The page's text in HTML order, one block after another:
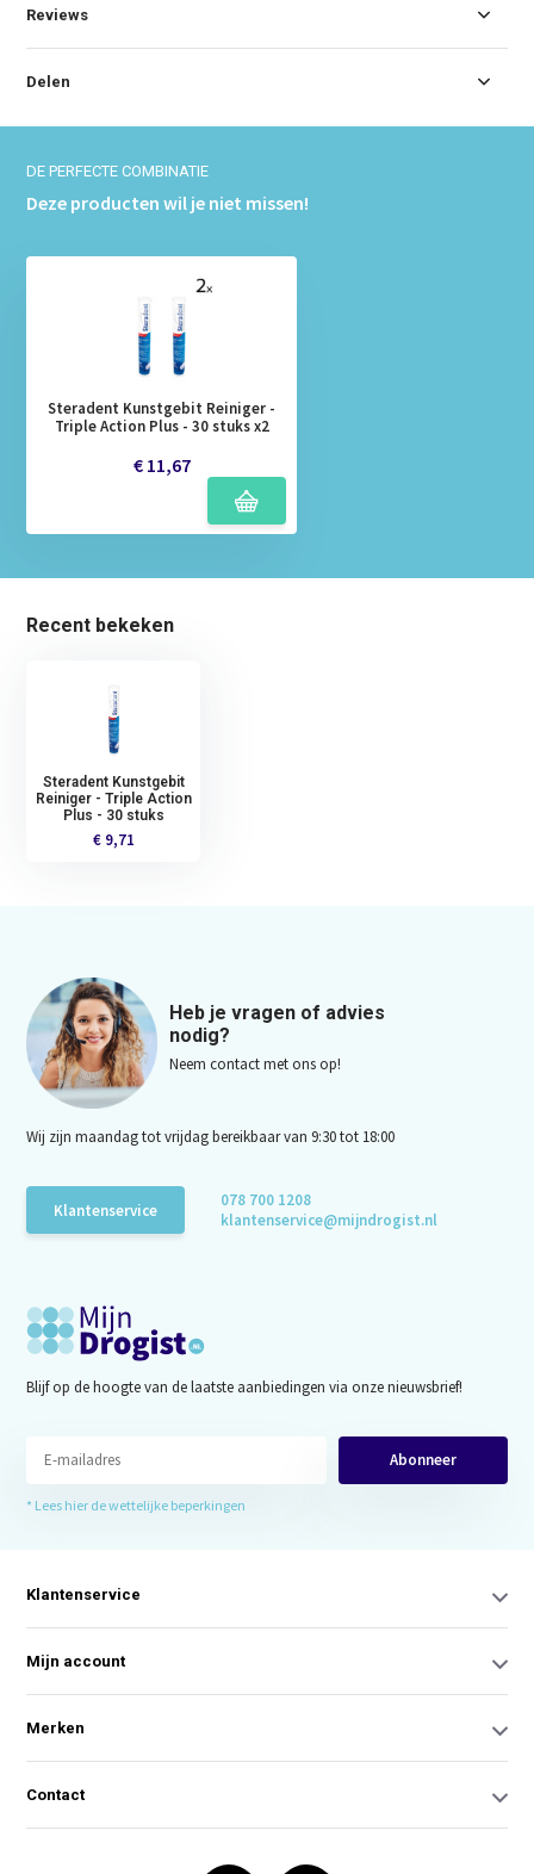
Reviews
Delen
DE PERFECTE COMBINATIE
Deze producten wil je niet missen!
Steradent Kunstgebit Reiniger -
Triple Action Plus - 30 stuks x2
€ 11,67
Recent bekeken
Steradent Kunstgebit
Reiniger - Triple Action
Plus - 30 stuks
€ 9,71
Heb je vragen of advies
nodig?
Neem contact met ons op!
Wij zijn maandag tot vrijdag bereikbaar van 9:30 tot 18:00
Klantenservice
078 700 1208
klantenservice@mijndrogist.nl
Blijf op de hoogte van de laatste aanbiedingen via onze nieuwsbrief!
Abonneer
* Lees hier de wettelijke beperkingen
Klantenservice
Mijn account
Merken
Contact